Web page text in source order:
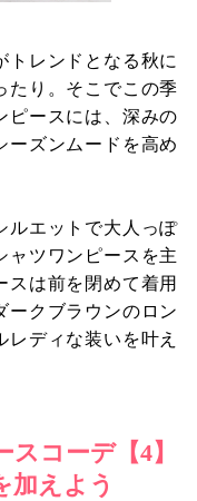
トレンドとなる秋に
たり。そこでこの季
ピースには、深みの
ーズンムードを高め
ルエットで大人っぽ
ャツワンピースを主
スは前を閉めて着用
ークブラウンのロン
ディな装いを叶え
コーデ【4】
加えよう